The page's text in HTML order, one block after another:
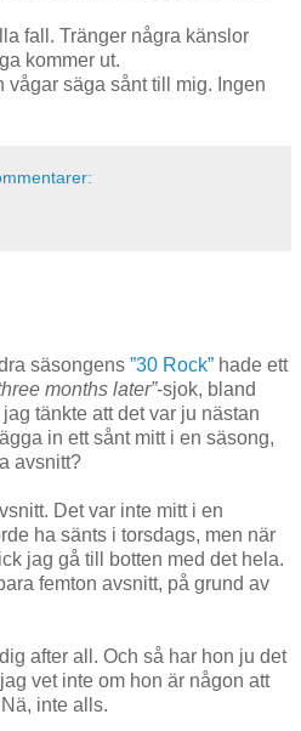
fall. Tränger några känslor
kommer ut.
vågar säga sånt till mig. Ingen
säsongens ”30 Rock” hade ett
months later”-sjok, bland
tänkte att det var ju nästan
in ett sånt mitt i en säsong,
avsnitt?
Det var inte mitt i en
ha sänts i torsdags, men när
jag gå till botten med det hela.
femton avsnitt, på grund av
after all. Och så har hon ju det
vet inte om hon är någon att
inte alls.